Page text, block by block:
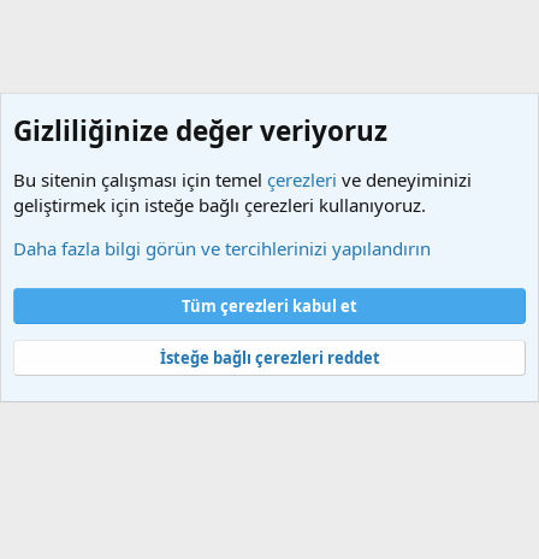
Şartlar ve kurallar
Gizlilik politikası
Yardım
Ana sayfa
S
S
Community platform by XenForo® © 2010-2025 XenForo Ltd.
Gizliliğinize değer veriyoruz
Bu sitenin çalışması için temel çerezleri ve deneyiminizi
geliştirmek için isteğe bağlı çerezleri kullanıyoruz.
Daha fazla bilgi görün ve tercihlerinizi yapılandırın
Tüm çerezleri kabul et
İsteğe bağlı çerezleri reddet